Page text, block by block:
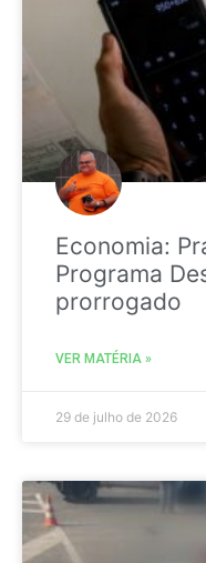
Economia:
Programa
prorrogado
VER MATÉRIA »
29 de julho de 2026